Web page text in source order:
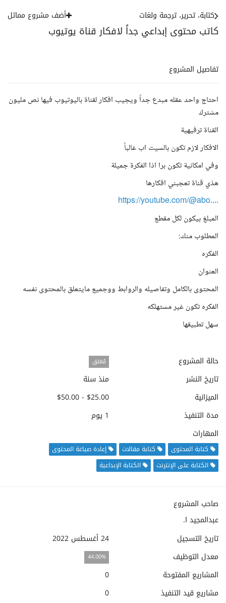
كاتب محتوى إبداعي جداً لافكار قناة يوتيوب
كتابة، تحرير، ترجمة ولغات أضف مشروع مماثل
تفاصيل المشروع
احتاج واحد عقله مبدع جداً ويجيب افكار لقناة باليوتيوب فيها نص مليون
مشترك
القناة ترفيهية
الافكار لازم تكون بالسيت اب غالباً
وفي امكانية تكون برا اذا الفكرة جميلة
هذي قناة تعجبني افكارها
https://youtube.com/@abo....
المبلغ بيكون لكل مقطع
المطلوب منك:
الفكره
العنوان
المحتوى بالكامل وتفاصيله والروابط ووجميع مايتعلق بالمحتوى نفسه
الفكره تكون غير مستهلكه
سهل تطبيقها
حالة المشروع مُغلق
تاريخ النشر
منذ سنة
الميزانية
$25.00 - $50.00
مدة التنفيذ
1 يوم
المهارات
كتابة المحتوى كتابة مقالات
إعادة صياغة المحتوى
الكتابة على الإنترنت
الكتابة الإبداعية
صاحب المشروع
عبدالمجيد ا.
تاريخ التسجيل
24 أغسطس 2022
معدل التوظيف
44.00%
المشاريع المفتوحة
0
مشاريع قيد التنفيذ
0